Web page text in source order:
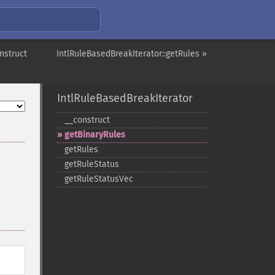
IntlRuleBasedBreakIterator::getRules »
IntlRuleBasedBreakIterator
_​_​construct
getBinaryRules
getRules
getRuleStatus
getRuleStatusVec